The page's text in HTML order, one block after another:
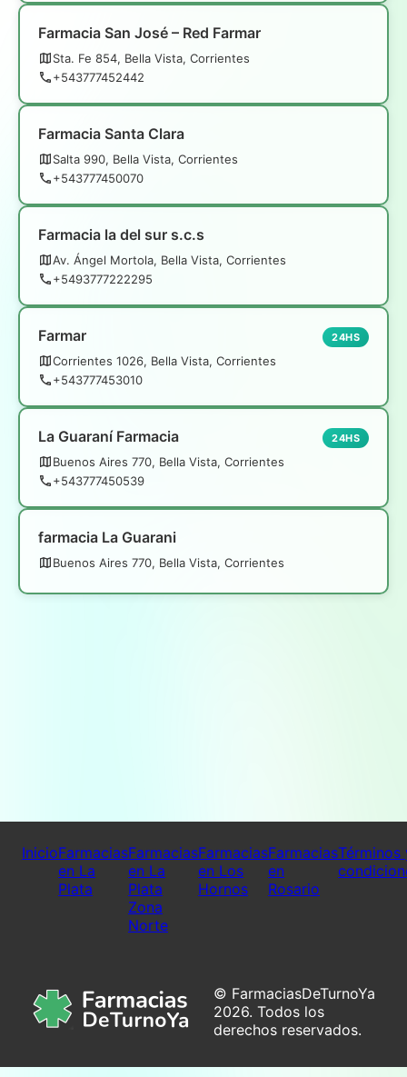
Farmacia San José – Red Farmar
Sta. Fe 854, Bella Vista, Corrientes
+543777452442
Farmacia Santa Clara
Salta 990, Bella Vista, Corrientes
+543777450070
Farmacia la del sur s.c.s
Av. Ángel Mortola, Bella Vista, Corrientes
+5493777222295
Farmar
Corrientes 1026, Bella Vista, Corrientes
+543777453010
24HS
La Guaraní Farmacia
Buenos Aires 770, Bella Vista, Corrientes
+543777450539
24HS
farmacia La Guarani
Buenos Aires 770, Bella Vista, Corrientes
InicioFarmacias
en La
Plata
Farmacias
en La
Plata
Zona
Norte
Farmacias
en Los
Hornos
Farmacias
en
Rosario
Términos
© FarmaciasDeTurnoYa
2026. Todos los
derechos reservados.